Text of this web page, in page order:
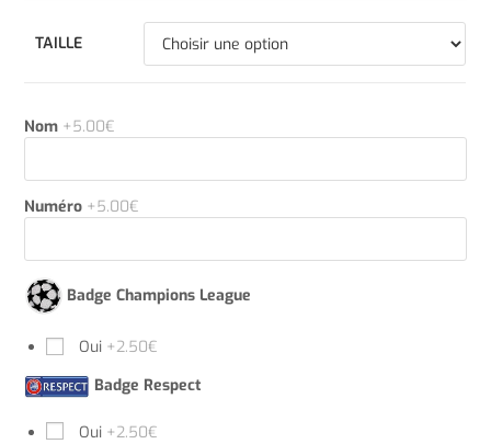
TAILLE
Nom +5.00€
Numéro +5.00€
Badge Champions League
Oui +2.50€
Badge Respect
Oui +2.50€